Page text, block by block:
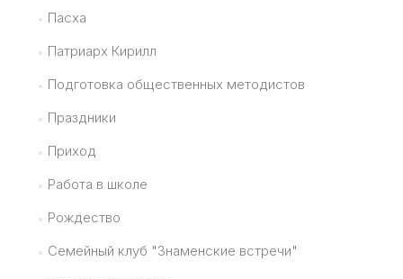
Пасха
Патриарх Кирилл
Подготовка общественных методистов
Праздники
Приход
Работа в школе
Рождество
Семейный клуб "Знаменские встречи"